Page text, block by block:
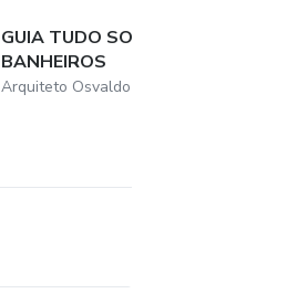
GUIA TUDO SOBRE
BANHEIROS
Arquiteto Osvaldo Farias